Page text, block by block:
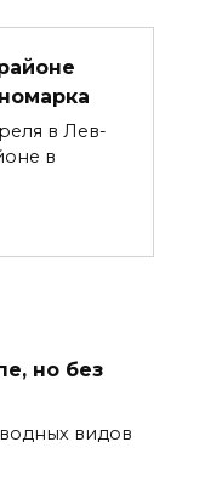
в Лев-
в
но без
видов